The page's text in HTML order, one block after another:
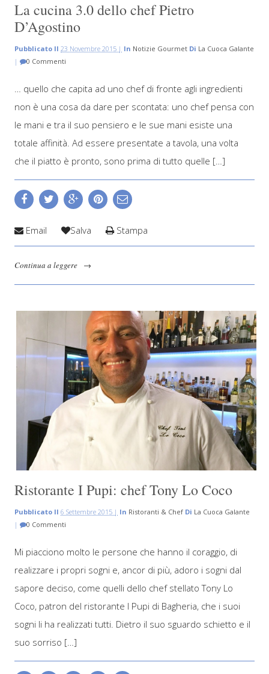
La cucina 3.0 dello chef Pietro
D’Agostino
Pubblicato Il23 Novembre 2015 | In Notizie Gourmet Di La Cuoca Galante
|
0 Commenti
… quello che capita ad uno chef di fronte agli ingredienti
non è una cosa da dare per scontata: uno chef pensa con
le mani e tra il suo pensiero e le sue mani esiste una
totale affinità. Ad essere presentate a tavola, una volta
che il piatto è pronto, sono prima di tutto quelle […]
Email Salva Stampa
Continua a leggere →
Ristorante I Pupi: chef Tony Lo Coco
Pubblicato Il6 Settembre 2015 | In Ristoranti & Chef Di La Cuoca Galante
|
0 Commenti
Mi piacciono molto le persone che hanno il coraggio, di
realizzare i propri sogni e, ancor di più, adoro i sogni dal
sapore deciso, come quelli dello chef stellato Tony Lo
Coco, patron del ristorante I Pupi di Bagheria, che i suoi
sogni li ha realizzati tutti. Dietro il suo sguardo schietto e il
suo sorriso […]